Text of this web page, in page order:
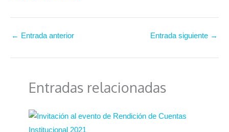
← Entrada anterior Entrada siguiente →
Entradas relacionadas